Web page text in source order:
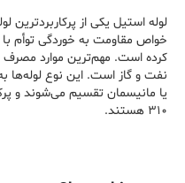
لوله استیل یکی از
خواص مقاومت به خوردگی توأم
کرده است. مهم‌ترین موارد
نفت و گاز است. این نوع لوله‌ها
۳۱۰ هستند.